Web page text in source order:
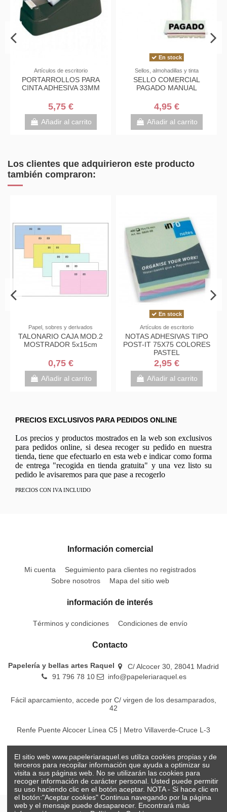
Artículos de escritorio
PORTARROLLOS PARA
CINTA ADHESIVA 33MM
5,75 €
Añadir al carrito
En stock
Sellos, almohadillas y tinta
SELLO COMERCIAL
PAGADO MANUAL
4,95 €
Añadir al carrito
Los clientes que adquirieron este producto
también compraron:
Papel, sobres y derivados
TALONARIO CAJA MOD.2
MOSTRADOR 5x15cm
0,75 €
Añadir al carrito
En stock
Artículos de escritorio
NOTAS ADHESIVAS TIPO
POST-IT 75X75 COLORES
PASTEL
2,95 €
Añadir al carrito
PRECIOS EXCLUSIVOS PARA PEDIDOS ONLINE
Los precios y productos mostrados en la web son exclusivos
para pedidos online, si desea recoger su pedido en nuestra
tienda, tiene que efectuarlo en esta web e indicar como forma
de entrega "recogida en tienda gratuita" y una vez listo su
pedido le avisaremos para que pase a recogerlo
PRECIOS CON IVA INCLUIDO
Información comercial
Mi cuenta
Seguimiento para clientes no registrados
Sobre nosotros
Mapa del sitio web
información de interés
Términos y condiciones Condiciones de envío
Contacto
Papelería y bellas artes Raquel
C/ Alcocer 30, 28041 Madrid
91 796 78 10
info@papeleriaraquel.es
Fácil aparcamiento, accede por C/ virgen de los desamparados,
42
Renfe Puente Alcocer Línea C5 | Metro Villaverde-Cruce L-3
El sitio web www.papeleriaraquel.es utiliza cookies propias y de
terceros para recopilar información que ayuda a optimizar su
visita a sus páginas web. No se utilizarán las cookies para
recoger información de carácter personal. Usted puede permitir
su uso haciendo clic en el botón aceptar. NOTA - Si hace clic en
el botón:"Aceptar cookies" Continua navegando por la página
web y el mensaje puede desaparecer. Encontrará más